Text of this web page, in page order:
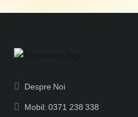
Despre Noi
Mobil: 0371 238 338